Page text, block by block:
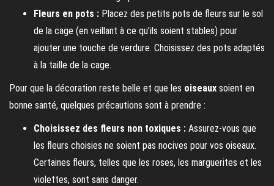
Fleurs en pots : Placez des petits pots de fleurs sur le sol
de la cage (en veillant à ce qu’ils soient stables) pour
ajouter une touche de verdure. Choisissez des pots adaptés
à la taille de la cage.
Pour que la décoration reste belle et que les oiseaux soient en
bonne santé, quelques précautions sont à prendre :
Choisissez des fleurs non toxiques : Assurez-vous que
les fleurs choisies ne soient pas nocives pour vos oiseaux.
Certaines fleurs, telles que les roses, les marguerites et les
violettes, sont sans danger.